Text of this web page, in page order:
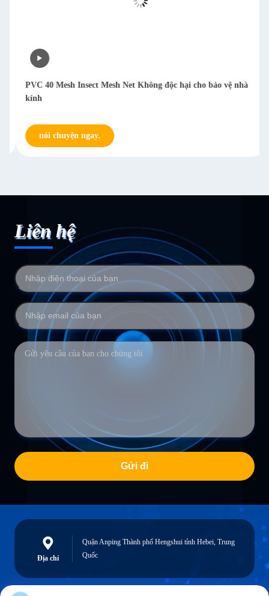
PVC 40 Mesh Insect Mesh Net Không độc hại cho bảo vệ nhà
kính
nói chuyện ngay.
Liên hệ
Gửi đi
Địa chỉ
Quận Anping Thành phố Hengshui tỉnh Hebei, Trung
Quốc